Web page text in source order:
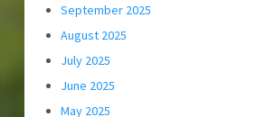
September 2025
August 2025
July 2025
June 2025
May 2025